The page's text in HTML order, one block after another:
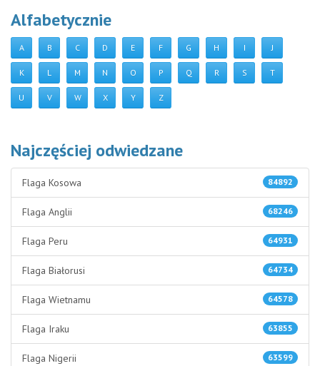
Alfabetycznie
A B C D E F G H I J
K L M N O P Q R S T
U V W X Y Z
Najczęściej odwiedzane
84892
Flaga Kosowa
68246
Flaga Anglii
64931
Flaga Peru
64734
Flaga Białorusi
64578
Flaga Wietnamu
63855
Flaga Iraku
63599
Flaga Nigerii